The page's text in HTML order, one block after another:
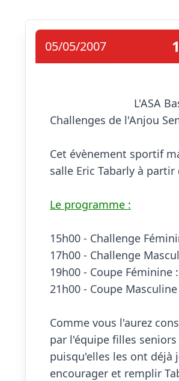
05/05/2007
Challenges de l'Anjou
Cet évènement sportif
salle Eric Tabarly à partir
Le programme :
15h00 - Challenge
17h00 - Challenge
19h00 - Coupe Féminine :
21h00 - Coupe Masculine
Comme vous l'aurez
par l'équipe filles
puisqu'elles les ont déjà
encourager et remplir